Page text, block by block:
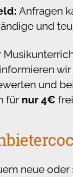
Anfragen
und
und
für nur 4€
neue